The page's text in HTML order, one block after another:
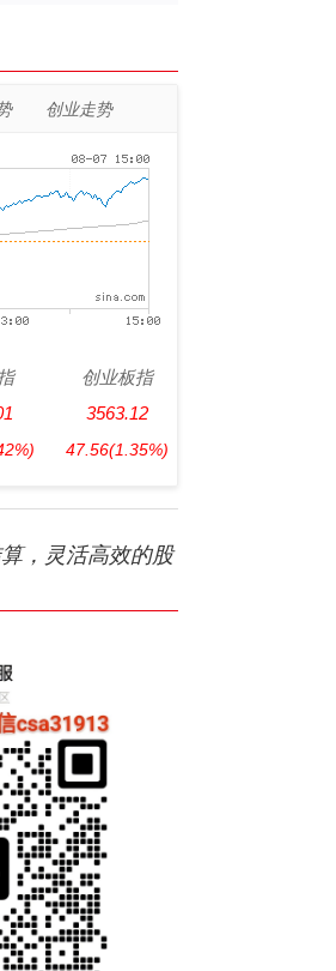
创业走势
创业板指
3563.12
47.56(1.35%)
，灵活高效的股